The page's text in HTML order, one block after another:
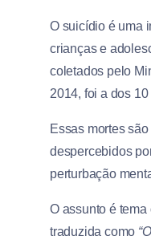
O suicídio é uma
crianças e
coletados pelo
2014, foi a dos
Essas mortes
despercebidos
perturbação
O assunto é
traduzida como